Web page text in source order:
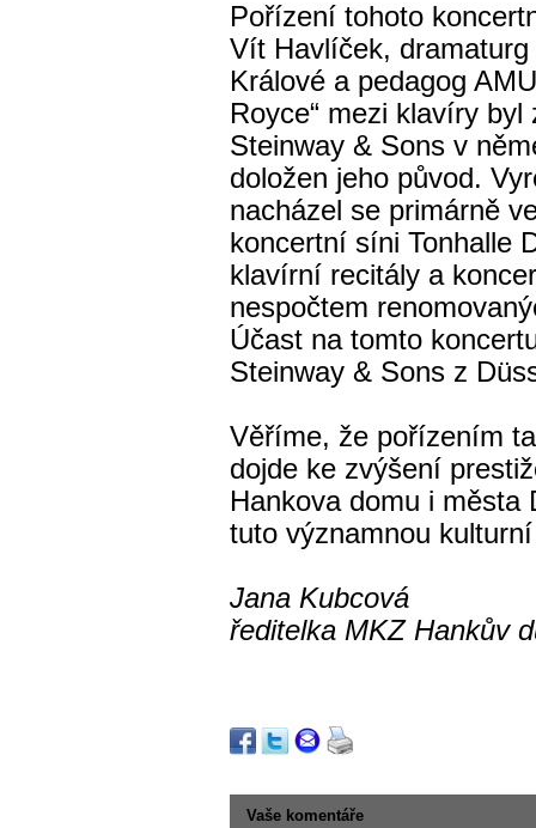
Pořízení tohoto
Vít Havlíček,
Králové a pedagog
Royce“ mezi klavíry
Steinway & Sons v
doložen jeho původ.
nacházel se primárně
koncertní síni Tonhalle
klavírní recitály a
nespočtem
Účast na tomto
Steinway & Sons z
Věříme, že pořízením
dojde ke zvýšení
Hankova domu i
tuto významnou
Jana Kubcová
ředitelka MKZ Hankův
Vaše komentáře